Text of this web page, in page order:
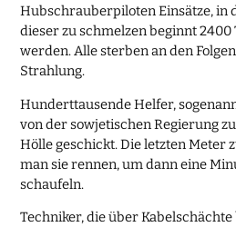
Hubschrauberpiloten Einsätze, in
dieser zu schmelzen beginnt
werden. Alle sterben an den
Strahlung.
Hunderttausende Helfer,
von der sowjetischen Regierung
Hölle geschickt. Die letzten Meter
man sie rennen, um dann eine
schaufeln.
Techniker, die über